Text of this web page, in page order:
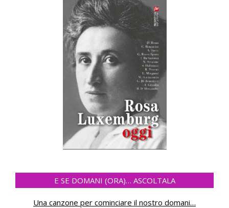
E SE DOMANI (ORA)… ASCOLTALA
Una canzone per cominciare il nostro domani…